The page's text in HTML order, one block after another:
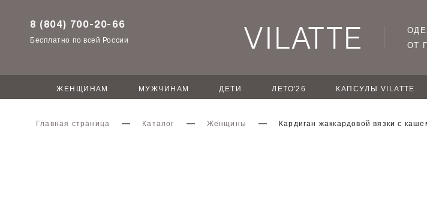
8 (804) 700-20-66
Бесплатно по всей России
ОТ
ЖЕНЩИНАМ МУЖЧИНАМ ДЕТИ ЛЕТО'26 КАПСУЛЫ VILATTE
Главная страница Каталог Женщины Кардиган жаккардовой вязки с